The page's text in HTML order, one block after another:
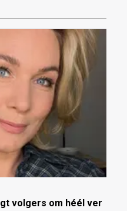
volgers om héél ver